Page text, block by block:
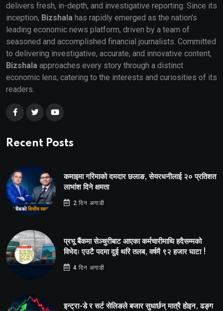
delivers fresh, in-depth, and investigative reporting. Since its
inception, Bizshala has rapidly emerged as the nation's
leading economic news platform, driven by a team of
seasoned and accomplished financial journalists. Committed
to delivering investigative, accurate, and innovative content,
Bizshala approaches every story through a distinct
economic lens, catering to the interests and curiosities of its
readers.
Recent Posts
कमाइमा गरिमाको दमदार छलाङ, सेयरधनीलाई २० प्रतिशत
लाभांश दिने क्षमता
2 दिन अगाडी
प्रभू बैंकमा सेञ्चुरीबाट आएका कर्मचारीमाथि हदैसम्मको
विभेदः एउटै पदमा दुई थरि तलब, वर्षमै ९२ हजार घाटा !
4 दिन अगाडी
इन्ट्रा-डे र सर्ट सेलिङले बजार सुधार्छन् मात्रै होइन, ढङ्ग